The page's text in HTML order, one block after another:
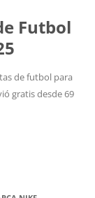
Futbol
de futbol para
gratis desde 69